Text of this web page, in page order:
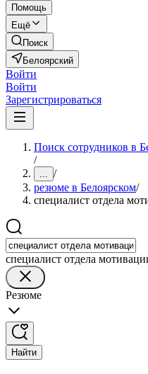
Помощь
Ещё
Поиск
Белоярский
Войти
Войти
Зарегистрироваться
Поиск сотрудников в
/
... /
резюме в Белоярском/
специалист отдела
специалист отдела
Резюме
Найти